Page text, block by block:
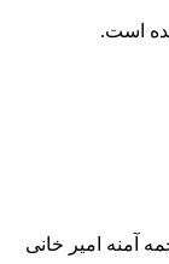
است.
ترجمه آمنه امیر خانی